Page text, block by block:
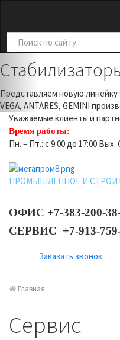
Previous
Представляем новую
VEGA, ANTARES, GEMINI
Уважаемые клиенты и
Время работы:
Пн. – Пт.: с 9:00 до 17:00 Вых.
ПРОМЫШЛЕННОЕ И
ОФИС +7-383-200-
СЕРВИС +7-913-
Заказать звонок
Главная
Сервис